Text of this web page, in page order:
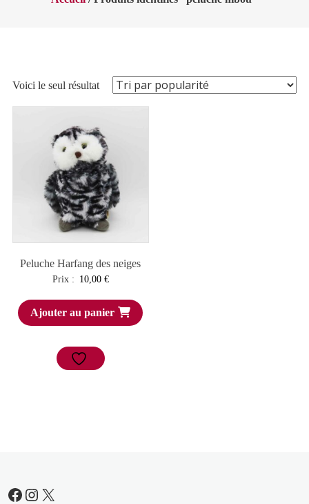
Voici le seul résultat
Peluche Harfang des neiges
Prix : 10,00 €
Ajouter au panier
Facebook
Instagram
X